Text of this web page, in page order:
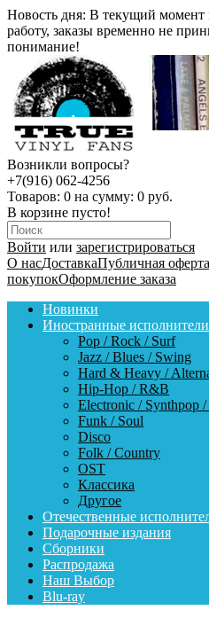
Новость дня: В текущий момент
работу, заказы временно не
понимание!
Возникли вопросы?
+7(916) 062-4256
Товаров: 0 на сумму: 0 руб.
В корзине пусто!
Войти или зарегистрироваться
О насДоставкаПубличная оферта
покупокОформление заказа
Новинки
Иностранные исполнители
Pop / Rock / Surf
Jazz / Blues / Swing
Hard & Heavy /
Hip-Hop / R&B
Electronic / Synthpop
Funk / Soul
Disco
Folk / Country
OST
Классика
Другое
Отечественные
Подарочные издания
Сборники
Распродажа
Наш Выбор
Blu-ray